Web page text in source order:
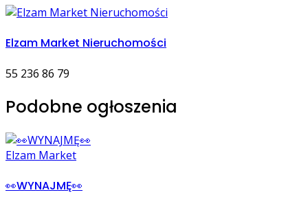
Elzam Market Nieruchomości
55 236 86 79
Podobne ogłoszenia
Elzam Market
👀WYNAJMĘ👀